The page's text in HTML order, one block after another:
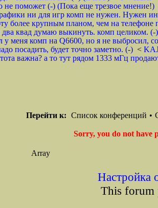
не поможет (-) (Пока еще трезвое мнение!)
ни для игр комп не нужен. Нужен
более крупным планом, чем на телефоне
два квад думаю выкинуть. комп целиком. (-)
меня комп на Q6600, но я не выбросил,
посадить, будет точно заметно. (-) <
важна? а то тут рядом 1333 мГц
Перейти к: Список конференций •
Sorry, you do not have
Array
Настройка
This